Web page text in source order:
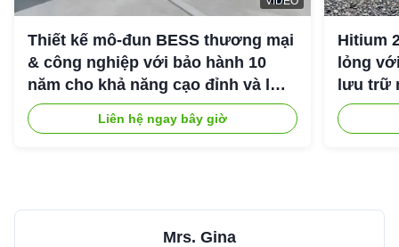
Thiết kế mô-đun BESS thương mại
& công nghiệp với bảo hành 10
năm cho khả năng cạo đỉnh và lưu
trữ năng lượng công nghiệp
Liên hệ ngay bây giờ
Hitium
lỏng
lưu trữ
Mrs. Gina